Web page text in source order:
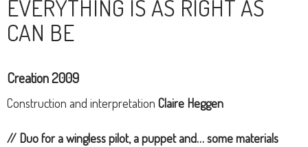
EVERYTHING IS AS RIGHT AS
CAN BE
Creation 2009
Construction and interpretation Claire Heggen
// Duo for a wingless pilot, a puppet and… some materials